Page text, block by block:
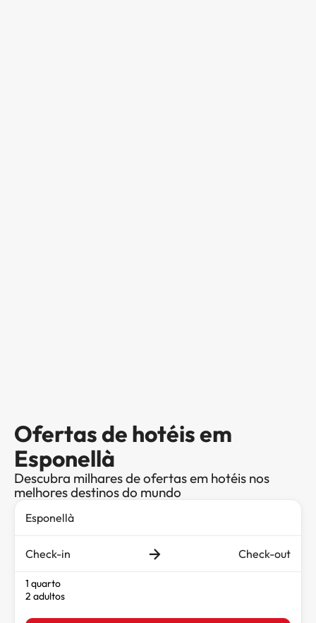
Ofertas de hotéis em
Esponellà
Descubra milhares de ofertas em hotéis nos
melhores destinos do mundo
Check-in Check-out
1 quarto
2 adultos